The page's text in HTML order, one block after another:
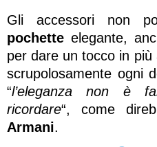
Gli accessori non
pochette elegante,
per dare un tocco in più
scrupolosamente ogni
“l’eleganza non è
ricordare“, come
Armani.